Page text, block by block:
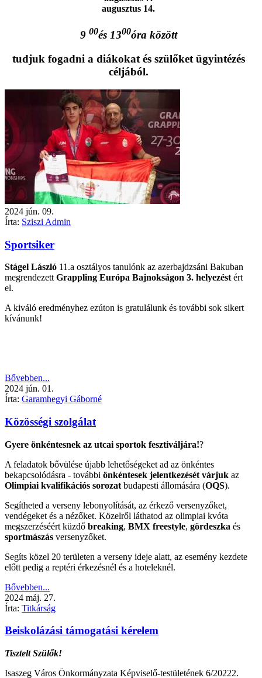
augusztus 14.
9 00és 1300óra között
tudjuk fogadni a diákokat és szülőket ügyintézés
céljából.
2024 jún. 09.
Írta: Sziszi Admin
Sportsiker
Stágel László 11.a osztályos tanulónk az azerbajdzsáni Bakuban
megrendezett Grappling Európa Bajnokságon 3. helyezést ért
el.
A kiváló eredményhez ezúton is gratulálunk és további sok sikert
kívánunk!
Bővebben...
2024 jún. 01.
Írta: Garamhegyi Gáborné
Közösségi szolgálat
Gyere önkéntesnek az utcai sportok fesztiváljára!?
A feladatok bővülése újabb lehetőségeket ad az önkéntes
bekapcsolódásra - további önkéntesek jelentkezését várjuk az
Olimpiai kvalifikációs sorozat budapesti állomására (OQS).
Segítheted a verseny lebonyolítását, az érkező versenyzőket,
vendégeket és a nézőket. Közelről láthatod az olimpiai kvóta
megszerzéséért küzdő breaking, BMX freestyle, gördeszka és
sportmászás versenyzőket.
Segíts közel 20 területen a verseny ideje alatt, az esemény kezdete
előtt pedig a reptéri érkezésnél és a hoteleknél.
Bővebben...
2024 máj. 27.
Írta: Titkárság
Beiskolázási támogatási kérelem
Tisztelt Szülők!
Isaszeg Város Önkormányzata Képviselő-testületének 6/20222.